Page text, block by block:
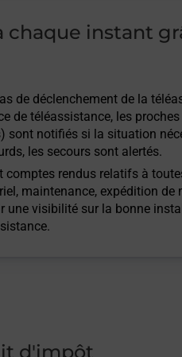
chaque instant
de déclenchement de la
de téléassistance, les
sont notifiés si la situation
les secours sont alertés.
comptes rendus relatifs à
maintenance, expédition de
une visibilité sur la bonne
d'impôt